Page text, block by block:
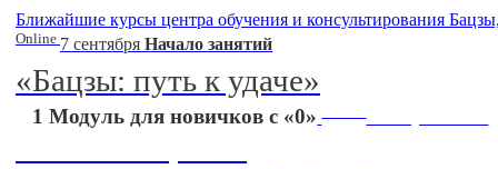
Ближайшие курсы центра обучения и консультирования
Online 7 сентября Начало занятий
«Бацзы: путь к удаче»
1 Модуль для новичков с «0» 16 августа 11:00